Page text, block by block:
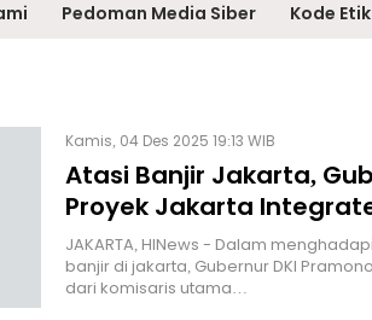
Pedoman Media Siber Kode Etik
Kamis, 04 Des 2025 19:13 WIB
Atasi Banjir Jakarta,
Proyek Jakarta
JAKARTA, HINews - Dalam
banjir di jakarta, Gubernur DKI
dari komisaris utama…